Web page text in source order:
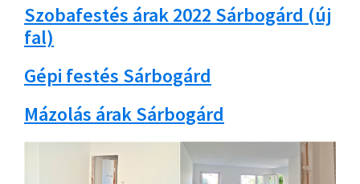
Szobafestés árak 2022 Sárbogárd (új
fal)
Gépi festés Sárbogárd
Mázolás árak Sárbogárd